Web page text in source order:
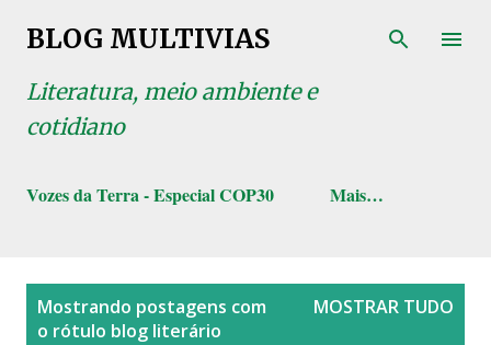
Pular para o conteúdo principal
BLOG MULTIVIAS
Literatura, meio ambiente e
cotidiano
Vozes da Terra - Especial COP30 Mais…
Mostrando postagens com
o rótulo blog literário
MOSTRAR TUDO